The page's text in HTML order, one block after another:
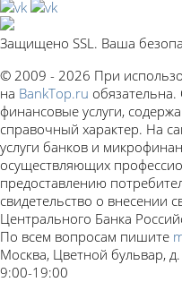
Защищено SSL. Ваша
© 2009 - 2026 При
на BankTop.ru обязательна.
финансовые услуги,
справочный характер. На
услуги банков и
осуществляющих
предоставлению
свидетельство о внесении
Центрального Банка
По всем вопросам пишите
Москва, Цветной бульвар,
9:00-19:00